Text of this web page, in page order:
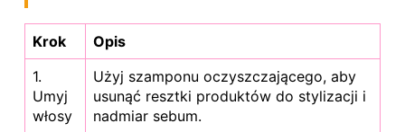
Krok
Opis
1.
Umyj
włosy
Użyj szamponu oczyszczającego, aby
usunąć resztki produktów do stylizacji i
nadmiar sebum.